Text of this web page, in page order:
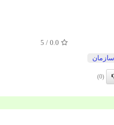
0.0
/ 5
سازمان
(0)